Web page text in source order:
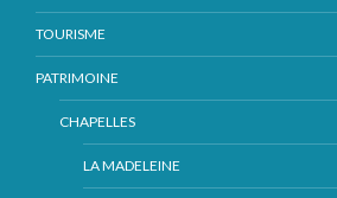
TOURISME
PATRIMOINE
CHAPELLES
LA MADELEINE